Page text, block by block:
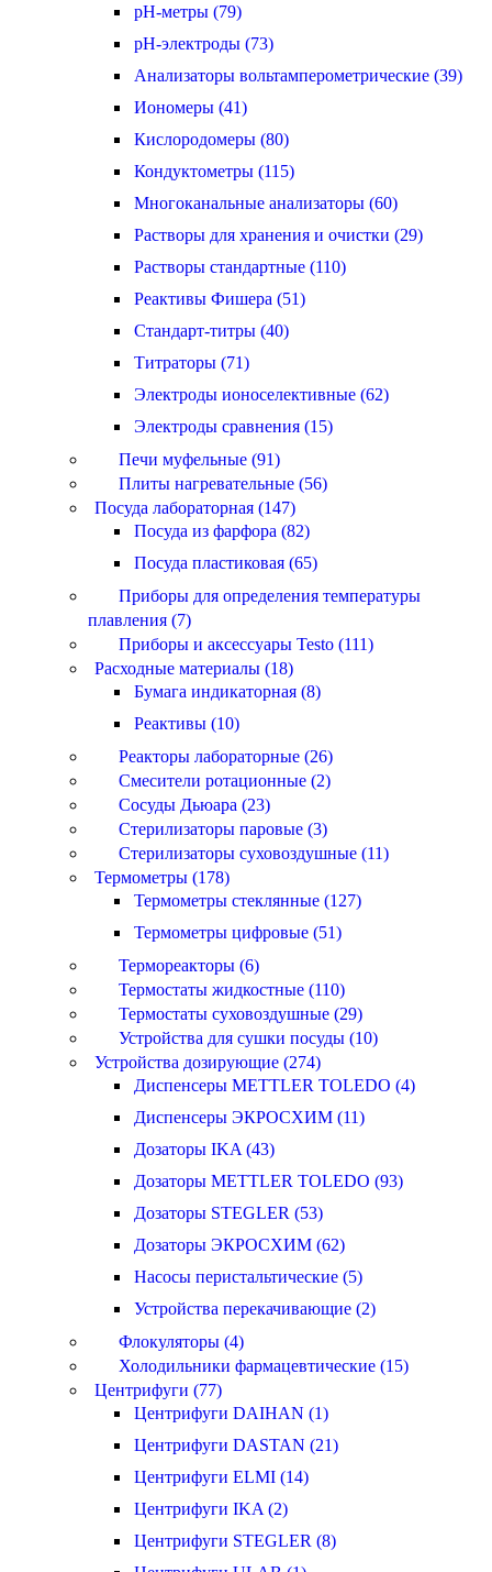
pH-метры (79)
pH-электроды (73)
Анализаторы вольтамперометрические (39)
Иономеры (41)
Кислородомеры (80)
Кондуктометры (115)
Многоканальные анализаторы (60)
Растворы для хранения и очистки (29)
Растворы стандартные (110)
Реактивы Фишера (51)
Стандарт-титры (40)
Титраторы (71)
Электроды ионоселективные (62)
Электроды сравнения (15)
Печи муфельные (91)
Плиты нагревательные (56)
Посуда лабораторная (147)
Посуда из фарфора (82)
Посуда пластиковая (65)
Приборы для определения температуры
плавления (7)
Приборы и аксессуары Testo (111)
Расходные материалы (18)
Бумага индикаторная (8)
Реактивы (10)
Реакторы лабораторные (26)
Смесители ротационные (2)
Сосуды Дьюара (23)
Стерилизаторы паровые (3)
Стерилизаторы суховоздушные (11)
Термометры (178)
Термометры стеклянные (127)
Термометры цифровые (51)
Термореакторы (6)
Термостаты жидкостные (110)
Термостаты суховоздушные (29)
Устройства для сушки посуды (10)
Устройства дозирующие (274)
Диспенсеры METTLER TOLEDO (4)
Диспенсеры ЭКРОСХИМ (11)
Дозаторы IKA (43)
Дозаторы METTLER TOLEDO (93)
Дозаторы STEGLER (53)
Дозаторы ЭКРОСХИМ (62)
Насосы перистальтические (5)
Устройства перекачивающие (2)
Флокуляторы (4)
Холодильники фармацевтические (15)
Центрифуги (77)
Центрифуги DAIHAN (1)
Центрифуги DASTAN (21)
Центрифуги ELMI (14)
Центрифуги IKA (2)
Центрифуги STEGLER (8)